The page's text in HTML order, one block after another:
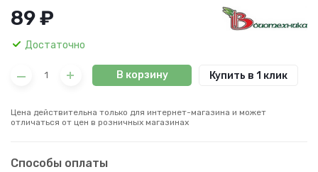
89 ₽
Достаточно
В корзину Купить в 1 клик
Цена действительна только для интернет-магазина и может
отличаться от цен в розничных магазинах
Способы оплаты